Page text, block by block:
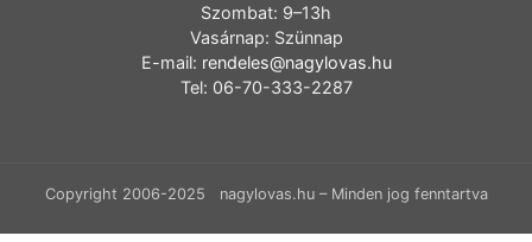
Szombat: 9–13h
Vasárnap: Szünnap
E-mail: rendeles@nagylovas.hu
Tel: 06-70-333-2287
Copyright 2006-2025 nagylovas.hu – Minden jog fenntartva